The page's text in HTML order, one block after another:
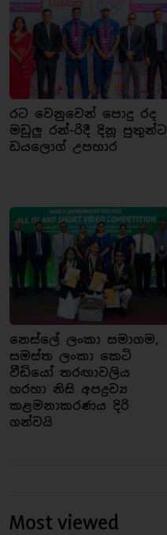
රට වෙනුවෙන් පොදු රද
මඩුලු රන්-රිදී දිනූ පුතුන්ට
ඩයලොග් උපහාර
නෙස්ලේ ලංකා සමාගම,
සමස්ත ලංකා කෙටි
වීඩියෝ තරඟාවලිය
හරහා නිසි අපද්‍රව්‍ය
කළමනාකරණය දිරි
ගන්වයි
Most viewed